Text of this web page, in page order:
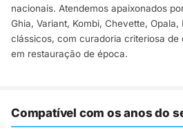
nacionais. Atendemos apaixonados
Ghia, Variant, Kombi, Chevette,
clássicos, com curadoria criteriosa de
em restauração de época.
Compatível com os anos do